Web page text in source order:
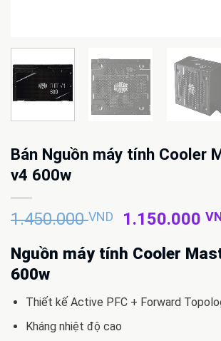
Bán Nguồn máy tính Cooler
v4 600w
1.450.000VND
Giá
là:
1.150.000
Nguồn máy tính Cooler
600w
Thiết kế Active PFC + Forward
Kháng nhiệt độ cao